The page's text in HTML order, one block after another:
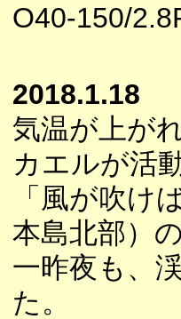
O40-150/
2018.1.18
気温が上が
カエルが活
「風が吹け
本島北部）
一昨夜も、
た。